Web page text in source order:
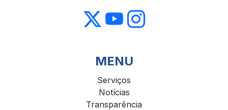
MENU
Serviços
Notícias
Transparência